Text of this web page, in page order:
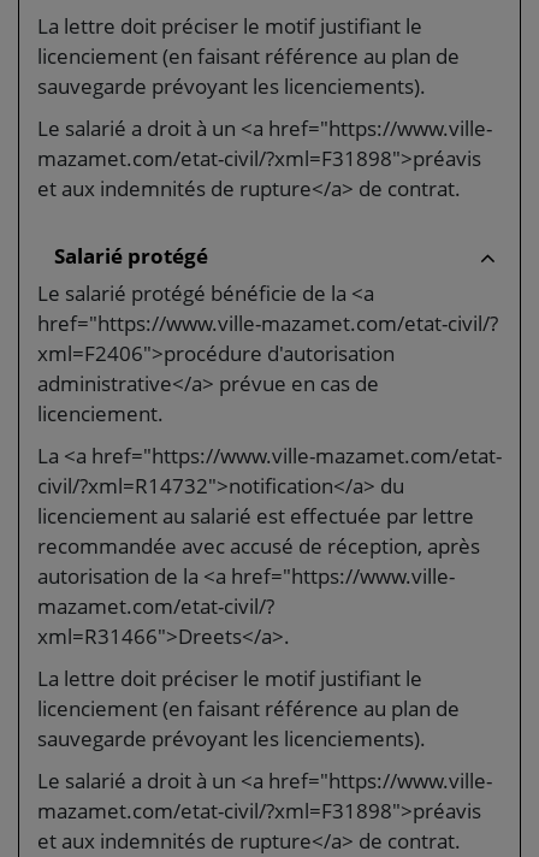
La lettre doit préciser le motif justifiant le
licenciement (en faisant référence au plan de
sauvegarde prévoyant les licenciements).
Le salarié a droit à un <a href="https://www.ville-
mazamet.com/etat-civil/?xml=F31898">préavis
et aux indemnités de rupture</a> de contrat.
Salarié protégé
Le salarié protégé bénéficie de la <a
href="https://www.ville-mazamet.com/etat-civil/?
xml=F2406">procédure d'autorisation
administrative</a> prévue en cas de
licenciement.
La <a href="https://www.ville-mazamet.com/etat-
civil/?xml=R14732">notification</a> du
licenciement au salarié est effectuée par lettre
recommandée avec accusé de réception, après
autorisation de la <a href="https://www.ville-
mazamet.com/etat-civil/?
xml=R31466">Dreets</a>.
La lettre doit préciser le motif justifiant le
licenciement (en faisant référence au plan de
sauvegarde prévoyant les licenciements).
Le salarié a droit à un <a href="https://www.ville-
mazamet.com/etat-civil/?xml=F31898">préavis
et aux indemnités de rupture</a> de contrat.